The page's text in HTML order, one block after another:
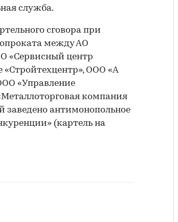
служба.
сговора при
между АО
«Сервисный центр
ООО «А
«Управление
компания
антимонопольное
(картель на